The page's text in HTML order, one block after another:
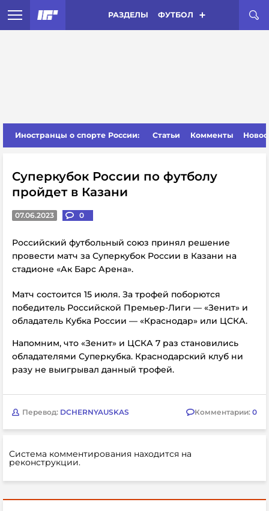
РАЗДЕЛЫ ФУТБОЛ
Иностранцы о спорте России: Статьи Комменты
Суперкубок России по футболу
пройдет в Казани
07.06.2023 0
Российский футбольный союз принял решение
провести матч за Суперкубок России в Казани на
стадионе «Ак Барс Арена».
Матч состоится 15 июля. За трофей поборются
победитель Российской Премьер-Лиги — «Зенит» и
обладатель Кубка России — «Краснодар» или ЦСКА.
Напомним, что «Зенит» и ЦСКА 7 раз становились
обладателями Суперкубка. Краснодарский клуб ни
разу не выигрывал данный трофей.
Перевод: DCHERNYAUSKAS Комментарии: 0
Система комментирования находится на
реконструкции.